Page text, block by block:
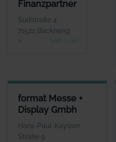
Finanzpartner
Südstraße 4
71522 Backnang
FINANZPARTNER
ANSPRECHPARTNER
Herr Werner Grau
Keine Website hinterlegt
format Messe +
Display Gmbh
Hans-Paul-Kaysser
Straße 9
FORMAT MESSE + DISPLAY
Frau Miriam Görner
www.formatdisplay.de